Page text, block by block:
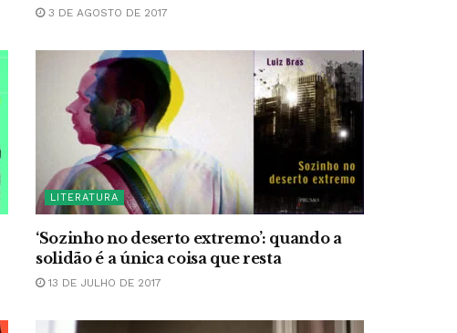
3 DE AGOSTO DE 2017
LITERATURA
‘Sozinho no deserto extremo’: quando a
solidão é a única coisa que resta
13 DE JULHO DE 2017